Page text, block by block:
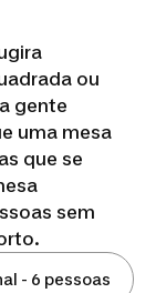
ou
gente
uma mesa
que se
sem
- 6 pessoas